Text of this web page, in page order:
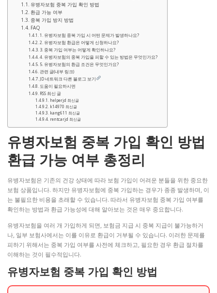
유병자보험 중복 가입 확인 방법
환급 가능 여부
중복 가입 방지 방법
FAQ
1. 유병자보험 중복 가입 시 어떤 문제가 발생하나요?
2. 유병자보험 환급은 어떻게 신청하나요?
3. 중복 가입 여부는 어떻게 확인하나요?
4. 유병자보험의 중복 가입을 피할 수 있는 방법은 무엇인가요?
5. 유병자보험의 환급 조건은 무엇인가요?
관련 글(내부 링크)
JD 네트워크 다른 블로그 보기
도움이 필요하시면
RSS 최신 글
helperjd 최신글
k14970 최신글
kang611 최신글
rentcarjd 최신글
유병자보험 중복 가입 확인 방법
환급 가능 여부 총정리
유병자보험은 기존의 건강 상태에 따라 보험 가입이 어려운 분들을 위한 중요한
보험 상품입니다. 하지만 유병자보험에 중복 가입하는 경우가 종종 발생하며, 이
는 불필요한 비용을 초래할 수 있습니다. 따라서 유병자보험 중복 가입 여부를
확인하는 방법과 환급 가능성에 대해 알아보는 것은 매우 중요합니다.
유병자보험을 여러 개 가입하게 되면, 보험금 지급 시 중복 지급이 불가능하거
나, 일부 보험사에서는 이를 이유로 환급이 거부될 수 있습니다. 이러한 문제를
피하기 위해서는 중복 가입 여부를 사전에 체크하고, 필요한 경우 환급 절차를
이해하는 것이 필수적입니다.
유병자보험 중복 가입 확인 방법